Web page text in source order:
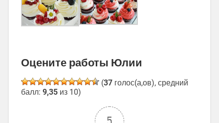
Оцените работы Юлии
(37голос(а,ов), средний
балл: 9,35из 10)